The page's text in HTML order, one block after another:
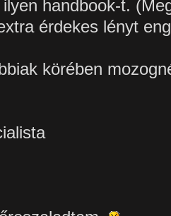
handbook-t.
érdekes lényt
körében